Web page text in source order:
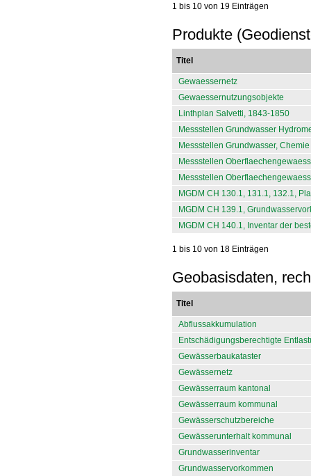
1 bis 10 von 19 Einträgen
Produkte
Titel
Gewaessernetz
Gewaessernutzungsobjekte
Linthplan Salvetti, 1843-1850
Messstellen Grundwasser
Messstellen Grundwasser,
Messstellen
Messstellen
MGDM CH 130.1, 131.1, 132.1,
MGDM CH 139.1,
MGDM CH 140.1, Inventar der
1 bis 10 von 18 Einträgen
Geobasisdaten,
Titel
Abflussakkumulation
Entschädigungsberechtigte
Gewässerbaukataster
Gewässernetz
Gewässerraum kantonal
Gewässerraum kommunal
Gewässerschutzbereiche
Gewässerunterhalt kommunal
Grundwasserinventar
Grundwasservorkommen